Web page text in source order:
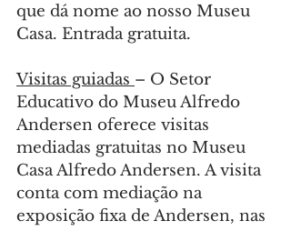
que dá nome ao nosso Museu
Casa. Entrada gratuita.
Visitas guiadas – O Setor
Educativo do Museu Alfredo
Andersen oferece visitas
mediadas gratuitas no Museu
Casa Alfredo Andersen. A visita
conta com mediação na
exposição fixa de Andersen, nas